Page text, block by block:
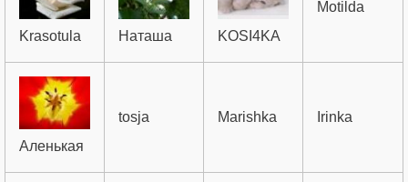
Krasotula Наташа KOSI4KA
Motilda
Аленькая
tosja Marishka Irinka